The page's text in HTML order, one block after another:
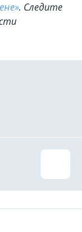
. Cледите